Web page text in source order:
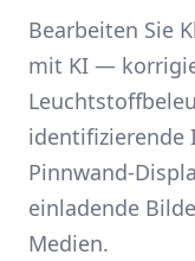
Bearbeiten Sie
mit KI —
identifizierende
Pinnwand-
einladende
Medien.